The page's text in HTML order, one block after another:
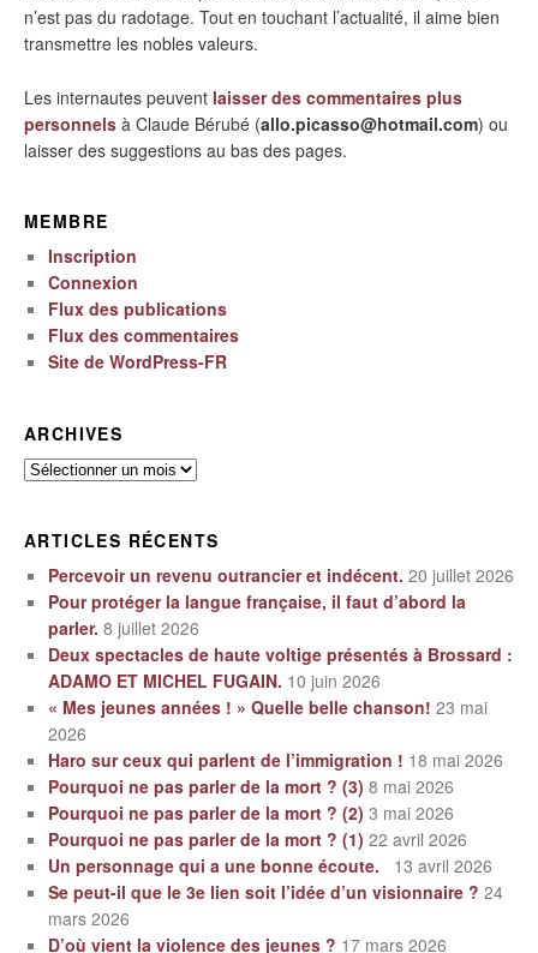
n’est pas du radotage. Tout en touchant l’actualité, il aime bien
transmettre les nobles valeurs.
Les internautes peuvent laisser des commentaires plus
personnels à Claude Bérubé (allo.picasso@hotmail.com) ou
laisser des suggestions au bas des pages.
MEMBRE
Inscription
Connexion
Flux des publications
Flux des commentaires
Site de WordPress-FR
ARCHIVES
Archives
ARTICLES RÉCENTS
Percevoir un revenu outrancier et indécent. 20 juillet 2026
Pour protéger la langue française, il faut d’abord la
parler. 8 juillet 2026
Deux spectacles de haute voltige présentés à Brossard :
ADAMO ET MICHEL FUGAIN. 10 juin 2026
« Mes jeunes années ! » Quelle belle chanson! 23 mai
2026
Haro sur ceux qui parlent de l’immigration ! 18 mai 2026
Pourquoi ne pas parler de la mort ? (3) 8 mai 2026
Pourquoi ne pas parler de la mort ? (2) 3 mai 2026
Pourquoi ne pas parler de la mort ? (1) 22 avril 2026
Un personnage qui a une bonne écoute.
13 avril 2026
Se peut-il que le 3e lien soit l’idée d’un visionnaire ? 24
mars 2026
D’où vient la violence des jeunes ? 17 mars 2026